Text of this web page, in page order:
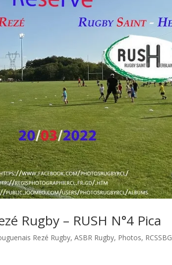
Rugby – RUSH N°4 Pica
Rezé Rugby,ASBR Rugby, Photos, RCSSBG